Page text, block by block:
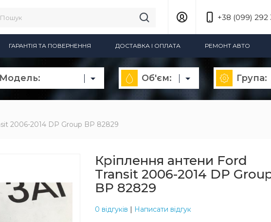
+38 (099) 292
ГАРАНТІЯ ТА ПОВЕРНЕННЯ ДОСТАВКА І ОПЛАТА РЕМОНТ АВТО
Модель: Об'єм: Група:
2006-2014 DP Group BP 82829
Кріплення антени Ford
Transit 2006-2014 DP
BP 82829
0 відгуків | Написати відгук